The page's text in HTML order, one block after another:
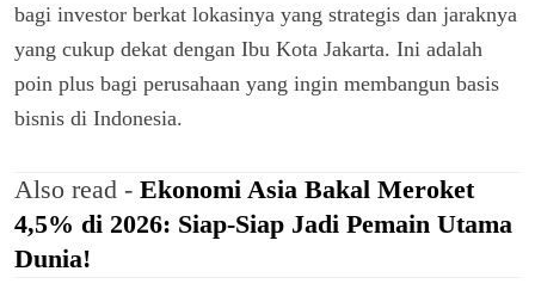
bagi investor berkat lokasinya yang strategis dan jaraknya
yang cukup dekat dengan Ibu Kota Jakarta. Ini adalah
poin plus bagi perusahaan yang ingin membangun basis
bisnis di Indonesia.
Also read - Ekonomi Asia Bakal Meroket
4,5% di 2026: Siap-Siap Jadi Pemain Utama
Dunia!